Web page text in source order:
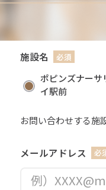
施設名
ポピンズナーサ
イ駅前
メールアドレス